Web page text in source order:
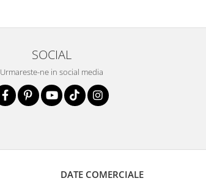
SOCIAL
Urmareste-ne in social media
DATE COMERCIALE